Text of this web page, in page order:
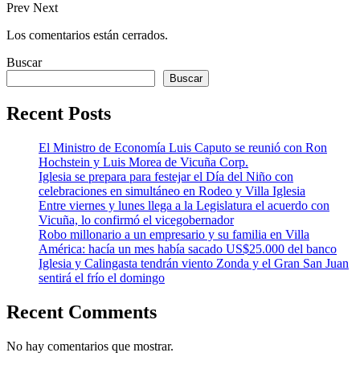
Prev Next
Los comentarios están cerrados.
Buscar
Buscar
Recent Posts
El Ministro de Economía Luis Caputo se reunió con Ron
Hochstein y Luis Morea de Vicuña Corp.
Iglesia se prepara para festejar el Día del Niño con
celebraciones en simultáneo en Rodeo y Villa Iglesia
Entre viernes y lunes llega a la Legislatura el acuerdo con
Vicuña, lo confirmó el vicegobernador
Robo millonario a un empresario y su familia en Villa
América: hacía un mes había sacado US$25.000 del banco
Iglesia y Calingasta tendrán viento Zonda y el Gran San Juan
sentirá el frío el domingo
Recent Comments
No hay comentarios que mostrar.